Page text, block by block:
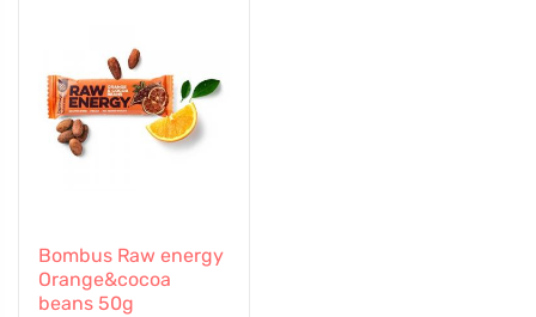
Bombus Raw energy
Orange&cocoa
beans 50g